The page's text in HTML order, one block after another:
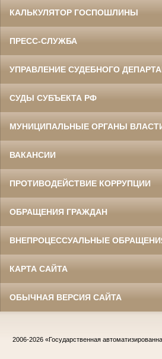
КАЛЬКУЛЯТОР ГОСПОШЛИНЫ
ПРЕСС-СЛУЖБА
УПРАВЛЕНИЕ СУДЕБНОГО
СУДЫ СУБЪЕКТА РФ
МУНИЦИПАЛЬНЫЕ ОРГАНЫ
ВАКАНСИИ
ПРОТИВОДЕЙСТВИЕ КОРРУПЦИИ
ОБРАЩЕНИЯ ГРАЖДАН
ВНЕПРОЦЕССУАЛЬНЫЕ
КАРТА САЙТА
ОБЫЧНАЯ ВЕРСИЯ САЙТА
2006-2026 «Государственная